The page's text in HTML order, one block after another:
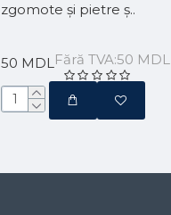
zgomote și pietre ș..
50 MDLFără TVA:50 MDL